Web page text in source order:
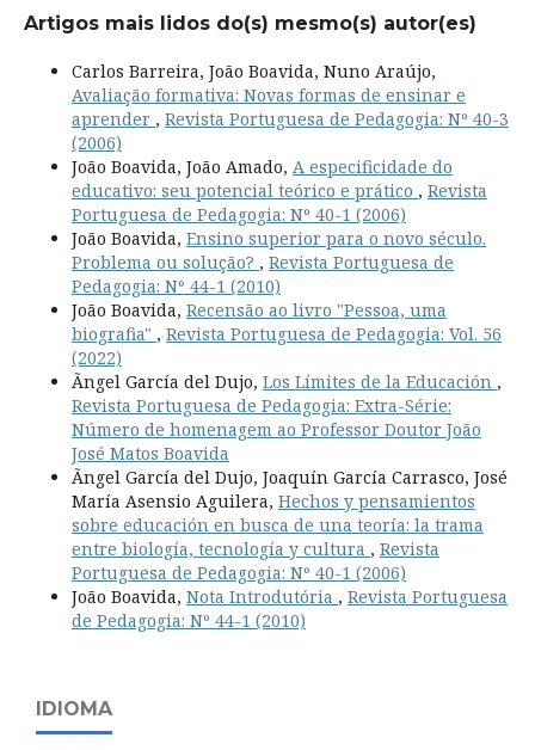
Artigos mais lidos do(s) mesmo(s) autor(es)
Carlos Barreira, João Boavida, Nuno Araújo,
Avaliação formativa: Novas formas de ensinar e
aprender , Revista Portuguesa de Pedagogia: Nº 40-3
(2006)
João Boavida, João Amado, A especificidade do
educativo: seu potencial teórico e prático , Revista
Portuguesa de Pedagogia: Nº 40-1 (2006)
João Boavida, Ensino superior para o novo século.
Problema ou solução? , Revista Portuguesa de
Pedagogia: Nº 44-1 (2010)
João Boavida, Recensão ao livro "Pessoa, uma
biografia" , Revista Portuguesa de Pedagogia: Vol. 56
(2022)
Ãngel García del Dujo, Los Límites de la Educación ,
Revista Portuguesa de Pedagogia: Extra-Série:
Número de homenagem ao Professor Doutor João
José Matos Boavida
Ãngel García del Dujo, Joaquín García Carrasco, José
María Asensio Aguilera, Hechos y pensamientos
sobre educación en busca de una teoría: la trama
entre biología, tecnología y cultura , Revista
Portuguesa de Pedagogia: Nº 40-1 (2006)
João Boavida, Nota Introdutória , Revista Portuguesa
de Pedagogia: Nº 44-1 (2010)
IDIOMA